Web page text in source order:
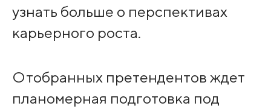
узнать больше о перспективах
карьерного роста.
Отобранных претендентов ждет
планомерная подготовка под